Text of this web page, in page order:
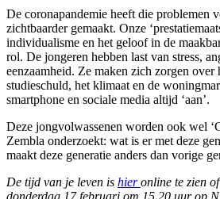
De coronapandemie heeft die problemen
zichtbaarder gemaakt. Onze
individualisme en het geloof in de
rol. De jongeren hebben last van stress,
eenzaamheid. Ze maken zich zorgen over
studieschuld, het klimaat en de
smartphone en sociale media altijd ‘aan’.
Deze jongvolwassenen worden ook wel
Zembla onderzoekt: wat is er met deze
maakt deze generatie anders dan vorige
De tijd van je leven is hieronline te zien